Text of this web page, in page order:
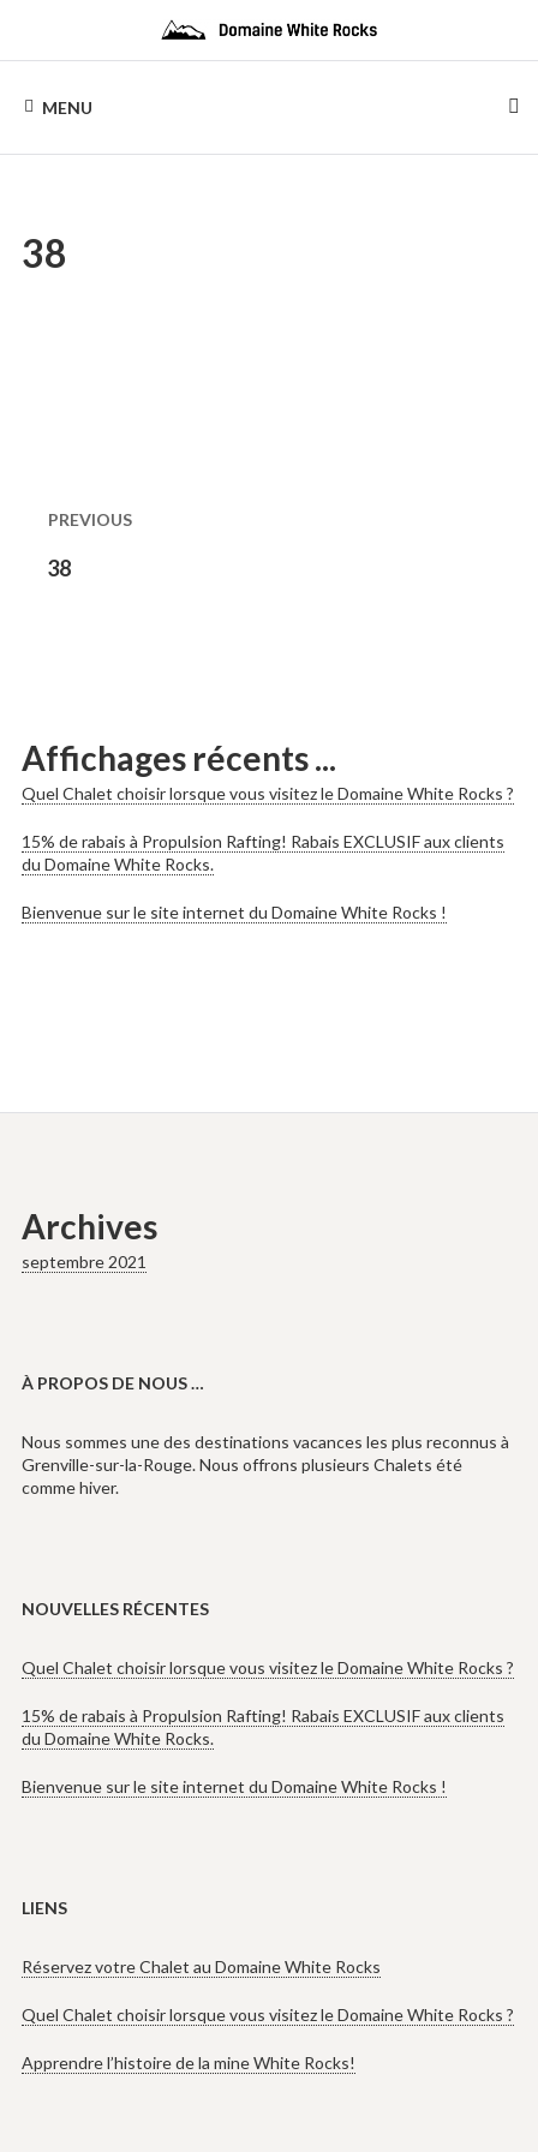
content
WHITE
ROCKS
de
Chalets
bois
MENU
38
dans
les
PREVIOUS
Previous
38
Affichages récents ...
Quel Chalet choisir lorsque vous visitez le Domaine White Rocks ?
15% de rabais à Propulsion Rafting! Rabais EXCLUSIF aux clients
du Domaine White Rocks.
Bienvenue sur le site internet du Domaine White Rocks !
Archives
septembre 2021
À PROPOS DE NOUS …
Nous sommes une des destinations vacances les plus reconnus à
Grenville-sur-la-Rouge. Nous offrons plusieurs Chalets été
comme hiver.
NOUVELLES RÉCENTES
Quel Chalet choisir lorsque vous visitez le Domaine White Rocks ?
15% de rabais à Propulsion Rafting! Rabais EXCLUSIF aux clients
du Domaine White Rocks.
Bienvenue sur le site internet du Domaine White Rocks !
LIENS
Réservez votre Chalet au Domaine White Rocks
Quel Chalet choisir lorsque vous visitez le Domaine White Rocks ?
Apprendre l’histoire de la mine White Rocks!